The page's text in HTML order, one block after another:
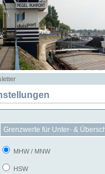
Grenzwerte für Unter- &
MHW / MNW
HSW